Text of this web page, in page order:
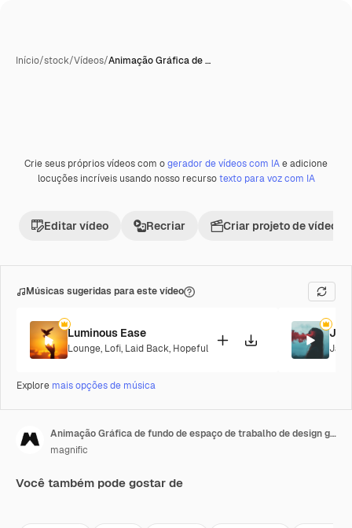
Início/stock/Vídeos/Animação Gráfica de …
Crie seus próprios vídeos com ogerador de vídeos com IAe adicione
locuções incríveis usando nosso recursotexto para voz com IA
Editar vídeo Recriar Criar projeto de vídeo
Músicas sugeridas para este vídeo
Luminous Ease
Lounge, Lofi, Laid Back, Hopeful Jazz
Explore mais opções de música
Animação Gráfica de fundo de espaço de trabalho de design gráfico
magnific
Você também pode gostar de